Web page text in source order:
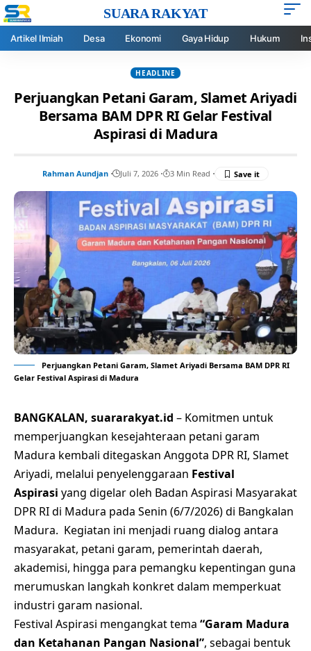
SUARA RAKYAT
Artikel Ilmiah Desa Ekonomi Gaya Hidup Hukum
HEADLINE
Perjuangkan Petani Garam, Slamet Ariyadi
Bersama BAM DPR RI Gelar Festival
Aspirasi di Madura
Rahman Aundjan Juli 7, 2026 3 Min Read
Perjuangkan Petani Garam, Slamet Ariyadi Bersama BAM DPR RI
Gelar Festival Aspirasi di Madura
BANGKALAN, suararakyat.id – Komitmen untuk
memperjuangkan kesejahteraan petani garam
Madura kembali ditegaskan Anggota DPR RI, Slamet
Ariyadi, melalui penyelenggaraan Festival
Aspirasi yang digelar oleh Badan Aspirasi Masyarakat
DPR RI di Madura pada Senin (6/7/2026) di Bangkalan
Madura. Kegiatan ini menjadi ruang dialog antara
masyarakat, petani garam, pemerintah daerah,
akademisi, hingga para pemangku kepentingan guna
merumuskan langkah konkret dalam memperkuat
industri garam nasional.
Festival Aspirasi mengangkat tema “Garam Madura
dan Ketahanan Pangan Nasional”, sebagai bentuk